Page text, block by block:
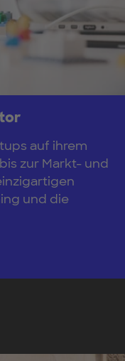
auf ihrem
zur Markt- und
und die